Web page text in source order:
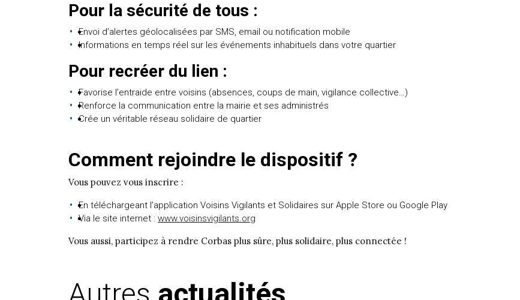
Pour la sécurité de tous :
Envoi d’alertes géolocalisées par SMS, email ou notification mobile
Informations en temps réel sur les événements inhabituels dans votre quartier
Pour recréer du lien :
Favorise l’entraide entre voisins (absences, coups de main, vigilance collective…)
Renforce la communication entre la mairie et ses administrés
Crée un véritable réseau solidaire de quartier
Comment rejoindre le dispositif ?
Vous pouvez vous inscrire :
En téléchargeant l’application Voisins Vigilants et Solidaires sur Apple Store ou Google Play
Via le site internet : www.voisinsvigilants.org
Vous aussi, participez à rendre Corbas plus sûre, plus solidaire, plus connectée !